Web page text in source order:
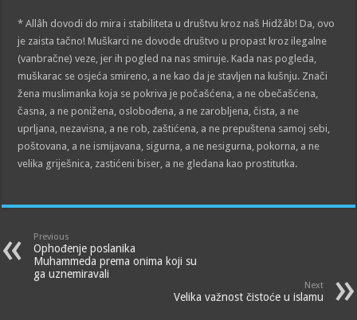
* Allâh dovodi do mira i stabiliteta u društvu kroz naš Hidžâb! Da, ovo
je zaista tačno! Muškarci ne dovode društvo u propast kroz ilegalne
(vanbračne) veze, jer ih pogled na nas smiruje. Kada nas pogleda,
muškarac se osjeća smireno, a ne kao da je stavljen na kušnju. Znači
žena muslimanka koja se pokriva je počašćena, a ne obečašćena,
časna, a ne ponižena, oslobođena, a ne zarobljena, čista, a ne
uprljana, nezavisna, a ne rob, zaštićena, a ne prepuštena samoj sebi,
poštovana, a ne ismijavana, sigurna, a ne nesigurna, pokorna, a ne
velika griješnica, zastićeni biser, a ne gledana kao prostitutka.
Previous
Ophođenje poslanika
Muhammeda prema onima koji su
ga uznemiravali
Next
Velika važnost čistoće u islamu